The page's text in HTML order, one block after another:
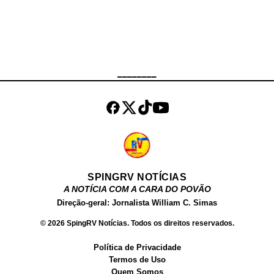
com a corporação, os suspeitos
efetuaram disparos contra a equipe
e fugiram, dando início a uma
SPINGRV NOTÍCIAS
A NOTÍCIA COM A CARA DO POVÃO
Direção-geral: Jornalista William C. Simas
© 2026 SpingRV Notícias. Todos os direitos reservados.
Política de Privacidade
Termos de Uso
Quem Somos